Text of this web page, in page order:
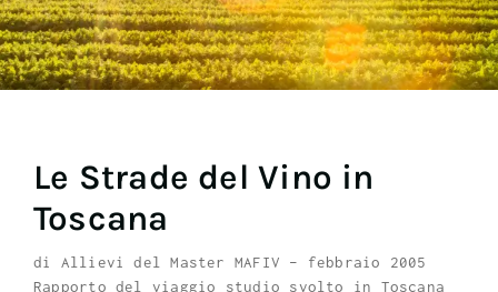
Le Strade del Vino in
Toscana
di Allievi del Master MAFIV – febbraio 2005
Rapporto del viaggio studio svolto in Toscana